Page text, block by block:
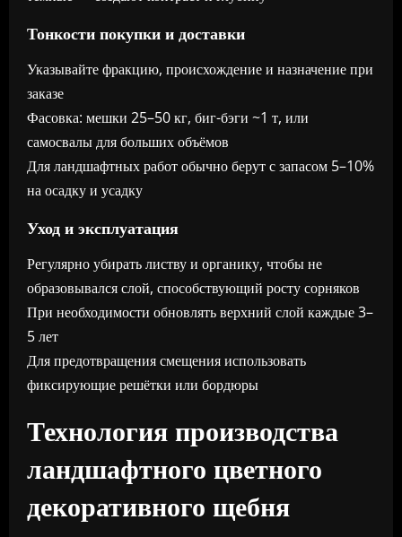
Тонкости покупки и доставки
Указывайте фракцию, происхождение и назначение при
заказе
Фасовка: мешки 25–50 кг, биг-бэги ~1 т, или
самосвалы для больших объёмов
Для ландшафтных работ обычно берут с запасом 5–10%
на осадку и усадку
Уход и эксплуатация
Регулярно убирать листву и органику, чтобы не
образовывался слой, способствующий росту сорняков
При необходимости обновлять верхний слой каждые 3–
5 лет
Для предотвращения смещения использовать
фиксирующие решётки или бордюры
Технология производства
ландшафтного цветного
декоративного щебня